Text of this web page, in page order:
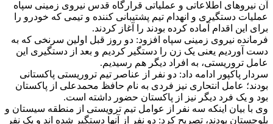
آن نیروهای اطلاعاتی و عملیاتی قرارگاه قدس نیروی زمینی سپاه
عملیات دستگیری و انهدام تیم پشتیبانی کننده و تیمی که خودرو را
برای این اقدام آماده کرده بودند را آغاز کردند.
فرمانده نیروی زمینی سپاه افزود: دو روز قبل اولین سرنخی که به
دست آوردیم یعنی یک زن را دستگیر کردیم و بعد از دستگیری این
عامل تروریستی، به افراد دیگر هم رسیدیم.
سردار پاکپور ادامه داد: دو نفر از عناصر تیم تروریستی پاکستانی
بودند؛ عامل انتحاری نیز فردی به نام حافظ محمدعلی از پاکستان
بود و یک فرد دیگر نیز از پاکستان حضور داشته است.
وی با بیان اینکه سه نفر از عوامل تیم ترویستی از منطقه سیستان و
بلوچستان بودند، تصریح کرد: دو نفر از آنها دستگیر شده اند و یک نفر